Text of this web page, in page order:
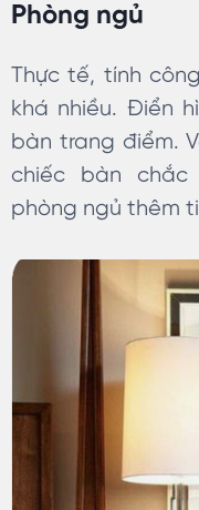
Phòng ngủ
Thực tế, tính
khá nhiều. Điển
bàn trang điểm.
chiếc bàn
phòng ngủ thêm